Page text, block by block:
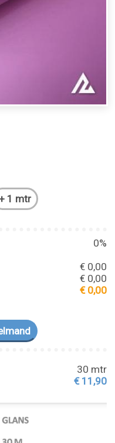
0%
€ 0,00
€ 0,00
€ 0,00
30 mtr
€ 11,90